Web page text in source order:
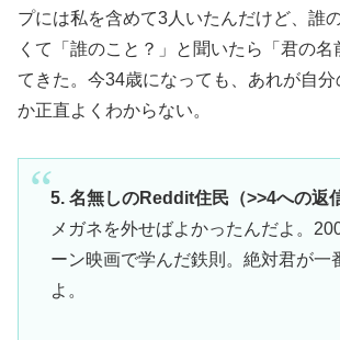
プには私を含めて3人いたんだけど、誰
くて「誰のこと？」と聞いたら「君の名
てきた。今34歳になっても、あれが自
か正直よくわからない。
5. 名無しのReddit住民（>>4への返
メガネを外せばよかったんだよ。
ーン映画で学んだ鉄則。絶対君が一
よ。